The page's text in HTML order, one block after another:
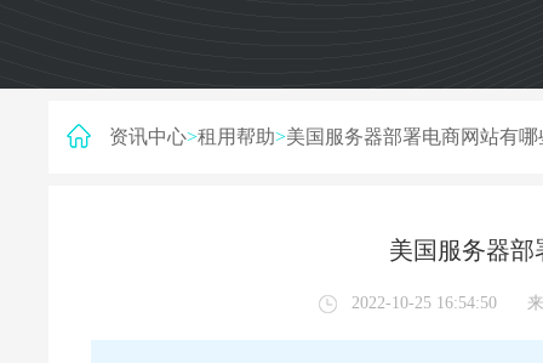
资讯中心>租用帮助>美国服务器部署电商网站有哪
美国服务器部
2022-10-25 16:54:50